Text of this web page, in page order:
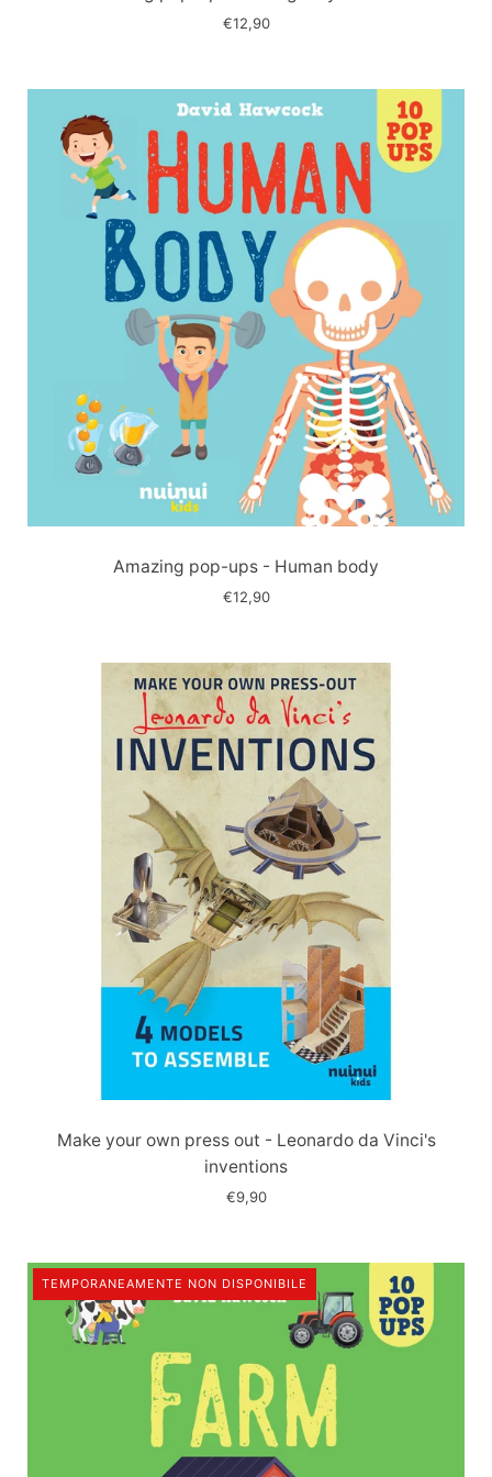
€12,90
slide
Amazing pop-ups - Human body
€12,90
slide
Make your own press out - Leonardo da Vinci's
inventions
€9,90
TEMPORANEAMENTE NON DISPONIBILE